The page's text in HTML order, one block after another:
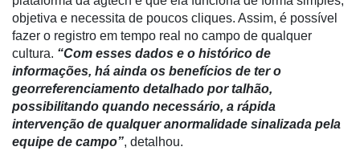
Néctar
Tecprime
Agro
Lean
Way
Consulting
objetiva e necessita de poucos cliques. Assim, é possível
fazer o registro em tempo real no campo de qualquer
cultura. “Com esses dados e o histórico de
informações, há ainda os benefícios de ter o
georreferenciamento detalhado por talhão,
possibilitando quando necessário, a rápida
intervenção de qualquer anormalidade sinalizada pela
equipe de campo”, detalhou.